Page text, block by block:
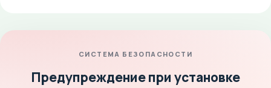
СИСТЕМА БЕЗОПАСНОСТИ
Предупреждение при установке